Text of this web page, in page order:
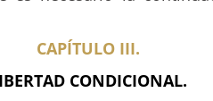
CAPÍTULO III.
CONDICIONAL.